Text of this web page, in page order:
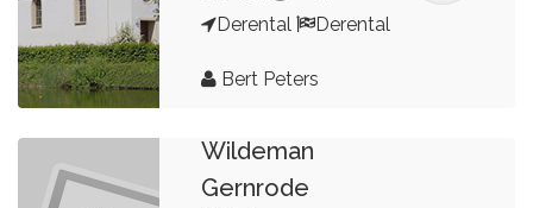
Derental
Derental
Bert Peters
Wildeman
Gernrode